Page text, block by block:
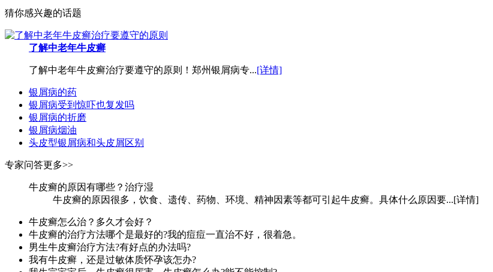
猜你感兴趣的话题
了解中老年牛皮癣
了解中老年牛皮癣治疗要遵守的原则！郑州银屑病专...[详情]
银屑病的药
银屑病受到惊吓也复发吗
银屑病的折磨
银屑病烟油
头皮型银屑病和头皮屑区别
专家问答更多>>
牛皮癣的原因有哪些？治疗湿
牛皮癣的原因很多，饮食、遗传、药物、环境、精神因素等都可引起牛皮癣。具体什么原因要...[详情]
牛皮癣怎么治？多久才会好？
牛皮癣的治疗方法哪个是最好的?我的痘痘一直治不好，很着急。
男生牛皮癣治疗方法?有好点的办法吗?
我有牛皮癣，还是过敏体质怀孕该怎办?